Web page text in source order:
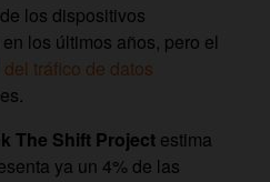
los dispositivos
los últimos años, pero el
tráfico de datos
The Shift Project estima
ya un 4% de las